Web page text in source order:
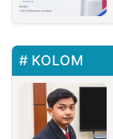
KOLOM